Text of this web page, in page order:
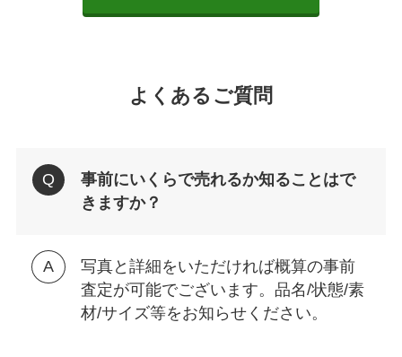
よくあるご質問
事前にいくらで売れるか知ることはで
きますか？
写真と詳細をいただければ概算の事前
査定が可能でございます。品名/状態/素
材/サイズ等をお知らせください。